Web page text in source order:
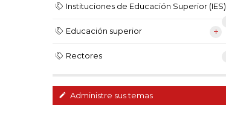
Instituciones de Educación Superior (IES)
Educación superior
Rectores
Administre sus temas